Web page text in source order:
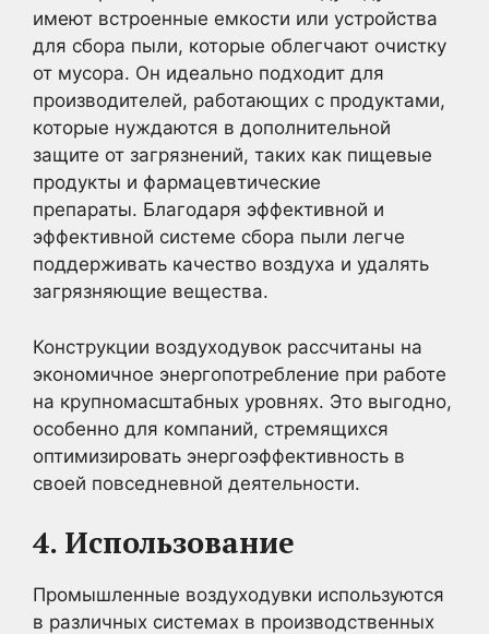
имеют встроенные емкости или устройства
для сбора пыли, которые облегчают очистку
от мусора. Он идеально подходит для
производителей, работающих с продуктами,
которые нуждаются в дополнительной
защите от загрязнений, таких как пищевые
продукты и фармацевтические
препараты. Благодаря эффективной и
эффективной системе сбора пыли легче
поддерживать качество воздуха и удалять
загрязняющие вещества.
Конструкции воздуходувок рассчитаны на
экономичное энергопотребление при работе
на крупномасштабных уровнях. Это выгодно,
особенно для компаний, стремящихся
оптимизировать энергоэффективность в
своей повседневной деятельности.
4. Использование
Промышленные воздуходувки используются
в различных системах в производственных